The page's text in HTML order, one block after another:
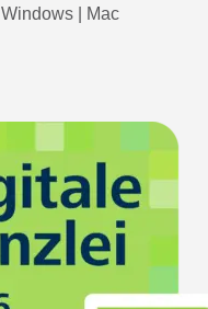
Windows Mac